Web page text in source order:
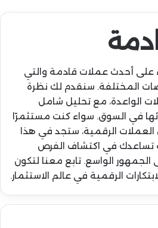
أحدث عملات قادمة والتي
المختلفة. سنقدم لك نظرة
الواعدة، مع تحليل شامل
في السوق. سواء كنت مستثمرًا
العملات الرقمية، ستجد في هذا
في اكتشاف الفرص
الجمهور الواسع. تابع معنا لتكون
الرقمية في عالم الاستثمار.